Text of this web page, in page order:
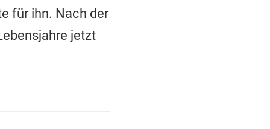
für ihn. Nach der
jetzt